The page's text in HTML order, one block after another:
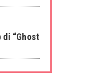
“Ghost